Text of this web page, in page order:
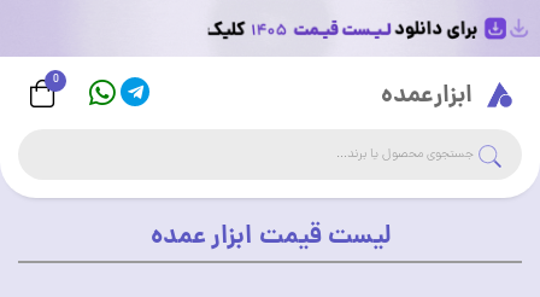
ابزارعمده 0
جستجوی فروشگاه
لیست قیمت ابزار عمده